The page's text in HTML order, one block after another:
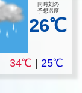
同時刻の
予想温度
26℃
34℃ |25℃